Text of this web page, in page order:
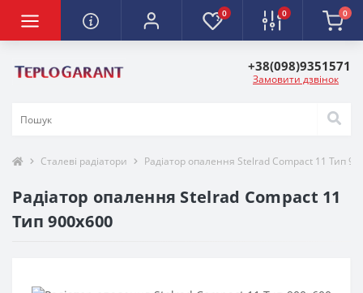
0 0 0
+38(098)9351571
Замовити дзвінок
Сталеві радіатори Радіатор опалення Stelrad Compact 11 Тип
Радіатор опалення Stelrad Compact 11
Тип 900х600